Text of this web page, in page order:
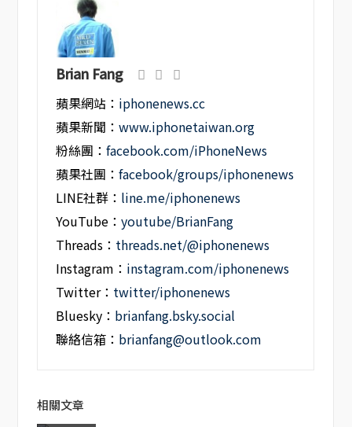
Brian Fang
蘋果網站： iphonenews.cc
蘋果新聞：www.iphonetaiwan.org
粉絲團：facebook.com/iPhoneNews
蘋果社團：facebook/groups/iphonenews
LINE社群： line.me/iphonenews
YouTube：youtube/BrianFang
Threads： threads.net/@iphonenews
Instagram： instagram.com/iphonenews
Twitter： twitter/iphonenews
Bluesky： brianfang.bsky.social
聯絡信箱： brianfang@outlook.com
相關文章